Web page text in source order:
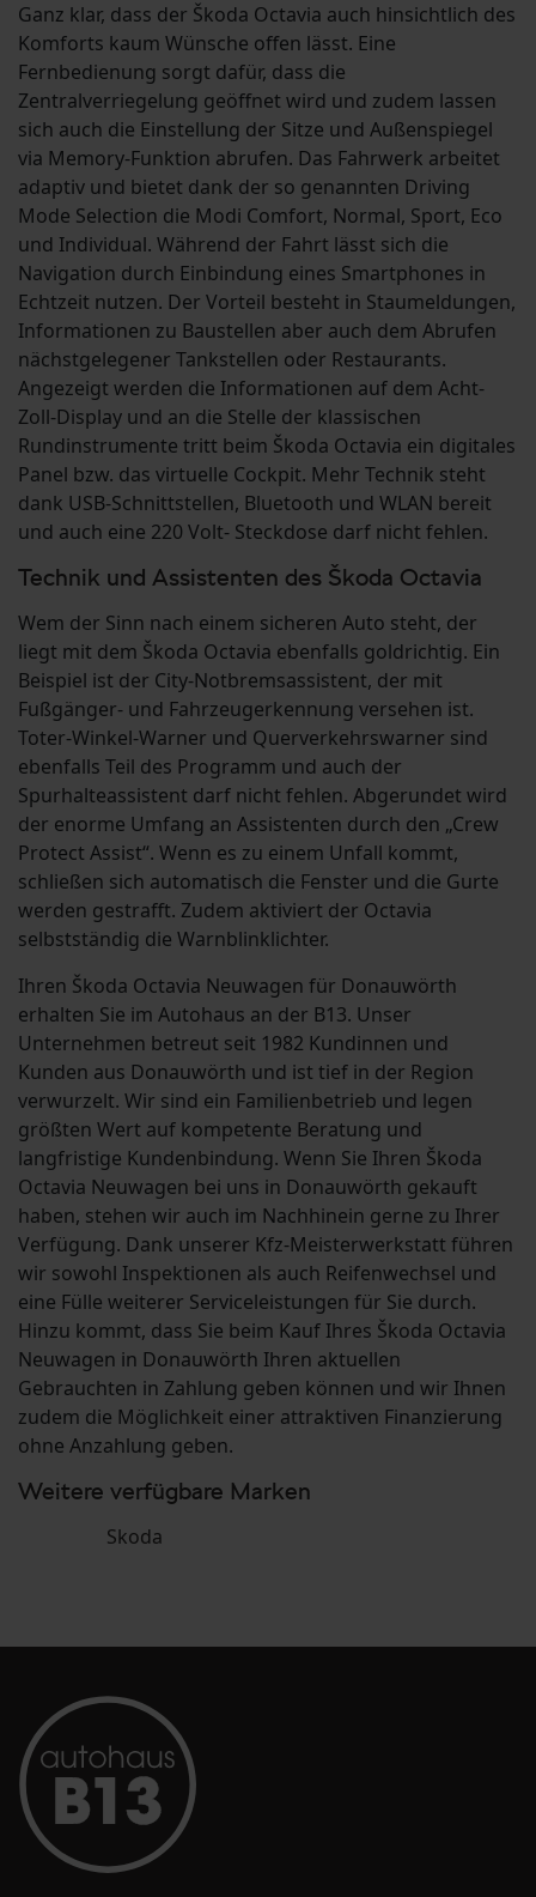
Ganz klar, dass der Škoda Octavia auch hinsichtlich des
Komforts kaum Wünsche offen lässt. Eine
Fernbedienung sorgt dafür, dass die
Zentralverriegelung geöffnet wird und zudem lassen
sich auch die Einstellung der Sitze und Außenspiegel
via Memory-Funktion abrufen. Das Fahrwerk arbeitet
adaptiv und bietet dank der so genannten Driving
Mode Selection die Modi Comfort, Normal, Sport, Eco
und Individual. Während der Fahrt lässt sich die
Navigation durch Einbindung eines Smartphones in
Echtzeit nutzen. Der Vorteil besteht in Staumeldungen,
Informationen zu Baustellen aber auch dem Abrufen
nächstgelegener Tankstellen oder Restaurants.
Angezeigt werden die Informationen auf dem Acht-
Zoll-Display und an die Stelle der klassischen
Rundinstrumente tritt beim Škoda Octavia ein digitales
Panel bzw. das virtuelle Cockpit. Mehr Technik steht
dank USB-Schnittstellen, Bluetooth und WLAN bereit
und auch eine 220 Volt- Steckdose darf nicht fehlen.
Technik und Assistenten des Škoda Octavia
Wem der Sinn nach einem sicheren Auto steht, der
liegt mit dem Škoda Octavia ebenfalls goldrichtig. Ein
Beispiel ist der City-Notbremsassistent, der mit
Fußgänger- und Fahrzeugerkennung versehen ist.
Toter-Winkel-Warner und Querverkehrswarner sind
ebenfalls Teil des Programm und auch der
Spurhalteassistent darf nicht fehlen. Abgerundet wird
der enorme Umfang an Assistenten durch den „Crew
Protect Assist“. Wenn es zu einem Unfall kommt,
schließen sich automatisch die Fenster und die Gurte
werden gestrafft. Zudem aktiviert der Octavia
selbstständig die Warnblinklichter.
Ihren Škoda Octavia Neuwagen für Donauwörth
erhalten Sie im Autohaus an der B13. Unser
Unternehmen betreut seit 1982 Kundinnen und
Kunden aus Donauwörth und ist tief in der Region
verwurzelt. Wir sind ein Familienbetrieb und legen
größten Wert auf kompetente Beratung und
langfristige Kundenbindung. Wenn Sie Ihren Škoda
Octavia Neuwagen bei uns in Donauwörth gekauft
haben, stehen wir auch im Nachhinein gerne zu Ihrer
Verfügung. Dank unserer Kfz-Meisterwerkstatt führen
wir sowohl Inspektionen als auch Reifenwechsel und
eine Fülle weiterer Serviceleistungen für Sie durch.
Hinzu kommt, dass Sie beim Kauf Ihres Škoda Octavia
Neuwagen in Donauwörth Ihren aktuellen
Gebrauchten in Zahlung geben können und wir Ihnen
zudem die Möglichkeit einer attraktiven Finanzierung
ohne Anzahlung geben.
Weitere verfügbare Marken
Skoda